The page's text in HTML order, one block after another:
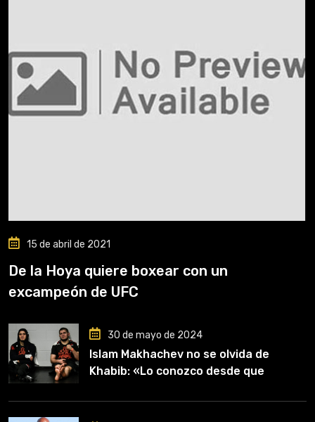
15 de abril de 2021
De la Hoya quiere boxear con un
excampeón de UFC
30 de mayo de 2024
Islam Makhachev no se olvida de
Khabib: «Lo conozco desde que
clave en mi carrera»